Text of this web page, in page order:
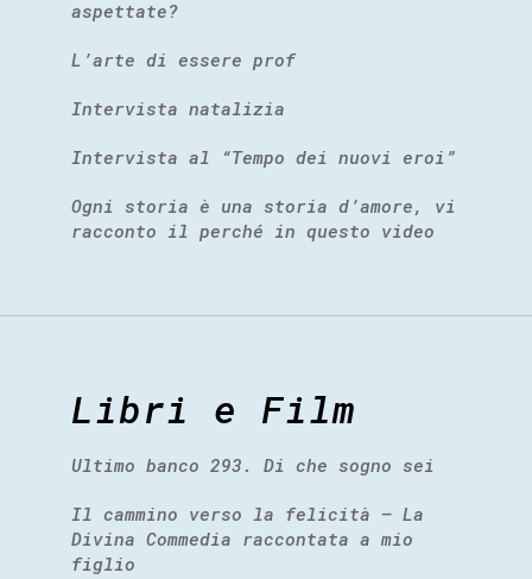
aspettate?
L’arte di essere prof
Intervista natalizia
Intervista al “Tempo dei nuovi eroi”
Ogni storia è una storia d’amore, vi
racconto il perché in questo video
Libri e Film
Ultimo banco 293. Di che sogno sei
Il cammino verso la felicità – La
Divina Commedia raccontata a mio
figlio